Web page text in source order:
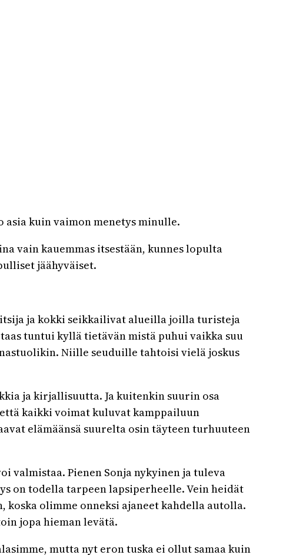
asia kuin vaimon menetys minulle.
vain kauemmas itsestään, kunnes lopulta
jäähyväiset.
ja kokki seikkailivat alueilla joilla turisteja
tuntui kyllä tietävän mistä puhui vaikka suu
Niille seuduille tahtoisi vielä joskus
ja kirjallisuutta. Ja kuitenkin suurin osa
kaikki voimat kuluvat kamppailuun
elämäänsä suurelta osin täyteen turhuuteen
valmistaa. Pienen Sonja nykyinen ja tuleva
on todella tarpeen lapsiperheelle. Vein heidät
olimme onneksi ajaneet kahdella autolla.
jopa hieman levätä.
mutta nyt eron tuska ei ollut samaa kuin